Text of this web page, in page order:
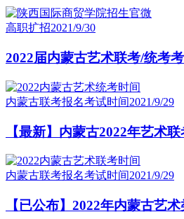
高职扩招2021/9/30
2022届内蒙古艺术联考/统考
内蒙古联考报名考试时间2021/9/29
【最新】内蒙古2022年艺术
内蒙古联考报名考试时间2021/9/29
【已公布】2022年内蒙古艺